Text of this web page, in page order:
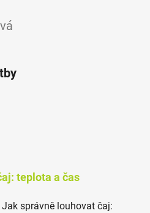
hvězdiček.
teplota a čas
správně louhovat čaj: